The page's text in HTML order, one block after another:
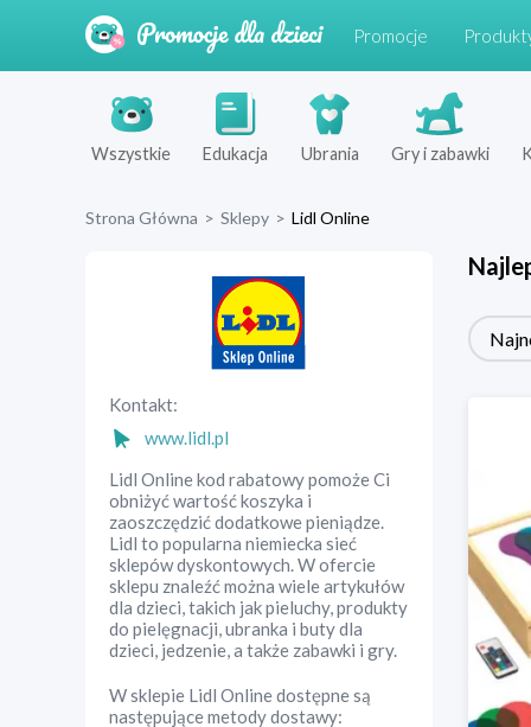
Promocje
Wszystkie Edukacja Ubrania Gry i zabawki
Strona Główna > Sklepy > Lidl Online
Kontakt:
www.lidl.pl
Lidl Online kod rabatowy pomoże Ci
obniżyć wartość koszyka i
zaoszczędzić dodatkowe pieniądze.
Lidl to popularna niemiecka sieć
sklepów dyskontowych. W ofercie
sklepu znaleźć można wiele artykułów
dla dzieci, takich jak pieluchy, produkty
do pielęgnacji, ubranka i buty dla
dzieci, jedzenie, a także zabawki i gry.
W sklepie Lidl Onlinedostępne są
następujące metody dostawy: